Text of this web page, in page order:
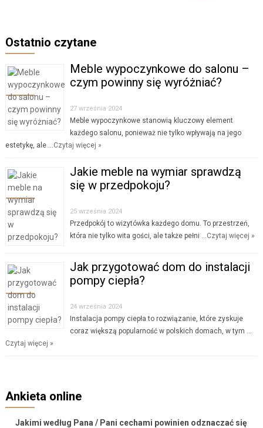
Ostatnio czytane
Meble wypoczynkowe do salonu –
czym powinny się wyróżniać?
27 września 2024
Meble wypoczynkowe stanowią kluczowy element
każdego salonu, ponieważ nie tylko wpływają na jego
estetykę, ale …Czytaj więcej »
Jakie meble na wymiar sprawdzą
się w przedpokoju?
25 września 2024
Przedpokój to wizytówka każdego domu. To przestrzeń,
która nie tylko wita gości, ale także pełni …Czytaj więcej »
Jak przygotować dom do instalacji
pompy ciepła?
24 września 2024
Instalacja pompy ciepła to rozwiązanie, które zyskuje
coraz większą popularność w polskich domach, w tym …
Czytaj więcej »
Ankieta online
Jakimi według Pana / Pani cechami powinien odznaczać się